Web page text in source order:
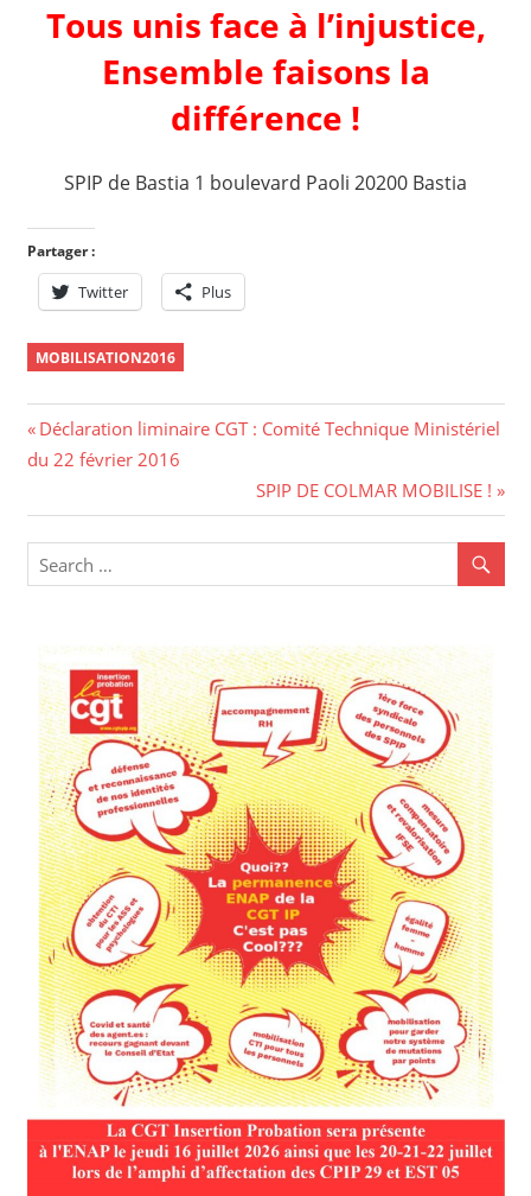
Tous unis face à l’injustice,
Ensemble faisons la
différence !
SPIP de Bastia 1 boulevard Paoli 20200 Bastia
Partager :
Twitter Plus
MOBILISATION2016
Navigation
de
l’article
Previous
Post:
Déclaration liminaire CGT : Comité Technique Ministériel
du 22 février 2016
Next
Post:
SPIP DE COLMAR MOBILISE !